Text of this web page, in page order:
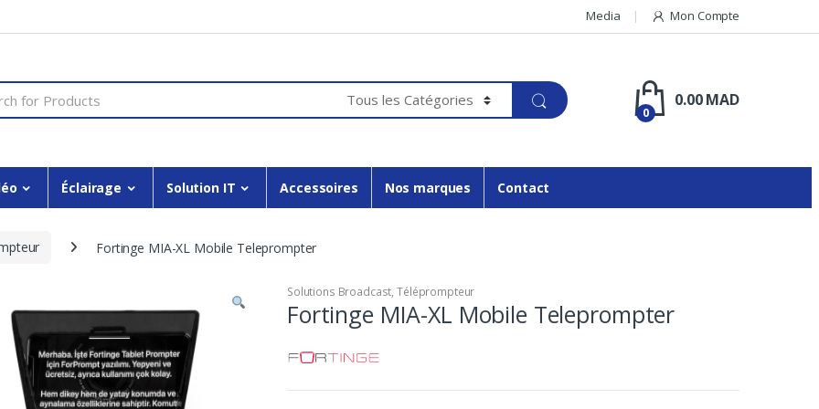
Media Mon Compte
0
0.00MAD
Éclairage Solution IT Accessoires Nos marques Contact
Fortinge MIA-XL Mobile Teleprompter
Solutions Broadcast,Téléprompteur
Fortinge MIA-XL Mobile Teleprompter